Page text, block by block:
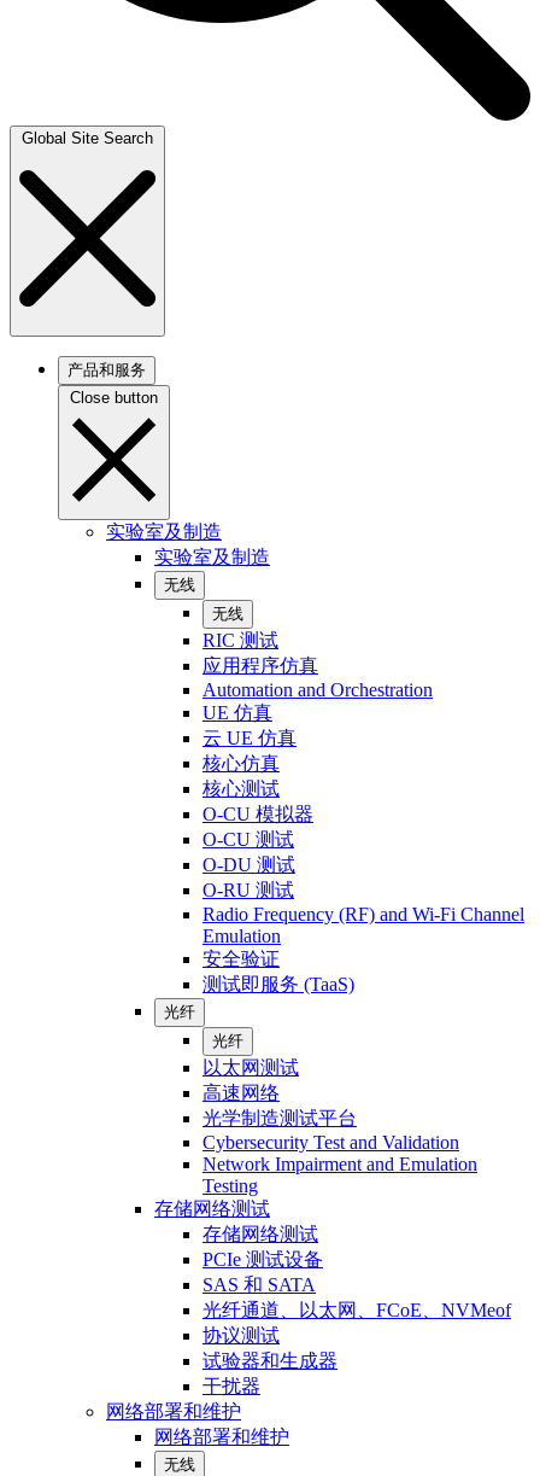
Global Site Search
产品和服务
Close button
实验室及制造
实验室及制造
无线
无线
RIC 测试
应用程序仿真
Automation and Orchestration
UE 仿真
云 UE 仿真
核心仿真
核心测试
O-CU 模拟器
O-CU 测试
O-DU 测试
O-RU 测试
Radio Frequency (RF) and Wi-Fi Channel
Emulation
安全验证
测试即服务 (TaaS)
光纤
光纤
以太网测试
高速网络
光学制造测试平台
Cybersecurity Test and Validation
Network Impairment and Emulation
Testing
存储网络测试
存储网络测试
PCIe 测试设备
SAS 和 SATA
光纤通道、以太网、FCoE、NVMeof
协议测试
试验器和生成器
干扰器
网络部署和维护
网络部署和维护
无线